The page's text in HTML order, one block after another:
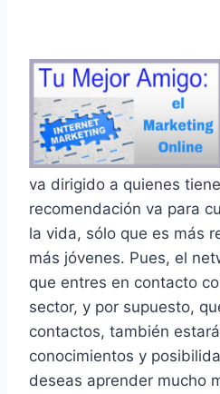
va dirigido a quienes
recomendación va para
la vida, sólo que es más
más jóvenes. Pues, el
que entres en contacto
sector, y por supuesto,
contactos, también
conocimientos y
deseas aprender mucho